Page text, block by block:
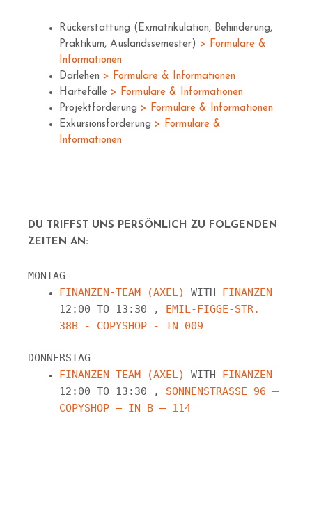
Rückerstattung (Exmatrikulation, Behinderung,
Praktikum, Auslandssemester) > Formulare &
Informationen
Darlehen > Formulare & Informationen
Härtefälle > Formulare & Informationen
Projektförderung > Formulare & Informationen
Exkursionsförderung > Formulare &
Informationen
DU TRIFFST UNS PERSÖNLICH ZU FOLGENDEN
ZEITEN AN:
MONTAG
FINANZEN-TEAM (AXEL)
WITH FINANZEN
12:00 TO 13:30 , EMIL-FIGGE-STR.
38B - COPYSHOP - IN 009
DONNERSTAG
FINANZEN-TEAM (AXEL)
WITH FINANZEN
12:00 TO 13:30 , SONNENSTRASSE 96 — C
OPYSHOP — IN B – 114